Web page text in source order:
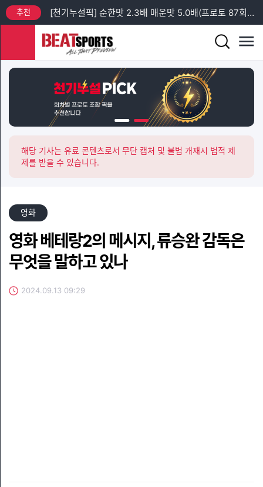
추천 [천기누설픽] 순한맛 2.3배 매운맛 5.0배(프로토 87회차 일요일)
[프리미엄픽] 프로토 88회차 엘리테세리엔 + 챔피언스리그 예선 분석
추천
[프리미엄픽] 프로토 92회차 목요일 MLB 분석 (1)
해당 기사는 유료 콘텐츠로서 무단 캡처 및 불법 개재시 법적 제
제를 받을 수 있습니다.
영화
영화 베테랑2의 메시지, 류승완 감독은
무엇을 말하고 있나
2024.09.13 09:29